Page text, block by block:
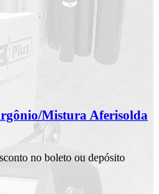
Mistura Aferisolda
no boleto ou depósito